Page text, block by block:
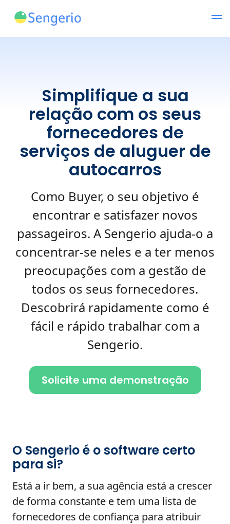
Simplifique a sua
relação com os seus
fornecedores de
serviços de aluguer de
autocarros
Como Buyer, o seu objetivo é
encontrar e satisfazer novos
passageiros. A Sengerio ajuda-o a
concentrar-se neles e a ter menos
preocupações com a gestão de
todos os seus fornecedores.
Descobrirá rapidamente como é
fácil e rápido trabalhar com a
Sengerio.
Solicite uma demonstração
O Sengerio é o software certo
para si?
Está a ir bem, a sua agência está a crescer
de forma constante e tem uma lista de
fornecedores de confiança para atribuir